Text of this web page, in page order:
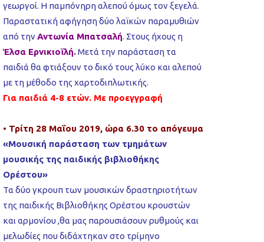
γεωργοί. Η παμπόνηρη αλεπού όμως τον ξεγελά.
Παραστατική αφήγηση δύο λαϊκών παραμυθιών
από τηνΑντωνία Μπατσαλή. Στους ήχους η
Έλσα Ερνικιοϊλή.Μετά την παράσταση τα
παιδιά θα φτιάξουν το δικό τους λύκο και αλεπού
με τη μέθοδο της χαρτοδιπλωτικής.
Για παιδιά 4-8 ετών. Με προεγγραφή
• Τρίτη 28 Μαΐου 2019, ώρα 6.30 το απόγευμα
«Μουσική παράσταση των τμημάτων
μουσικής της παιδικής βιβλιοθήκης
Ορέστου»
Τα δύο γκρουπ των μουσικών δραστηριοτήτων
της παιδικής Βιβλιοθήκης Ορέστου κρουστών
και αρμονίου ,θα μας παρουσιάσουν ρυθμούς και
μελωδίες που διδάχτηκαν στο τρίμηνο